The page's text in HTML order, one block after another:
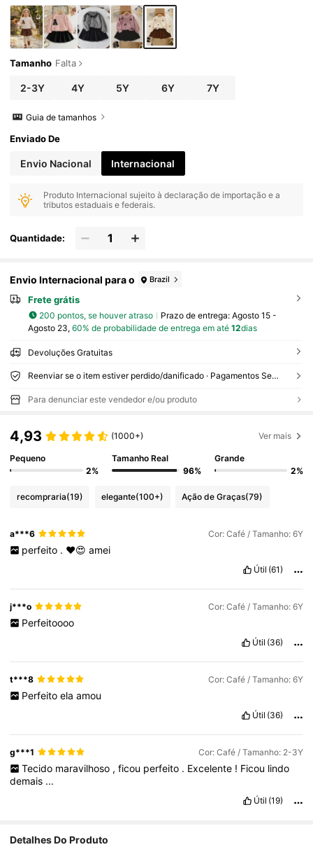
Tamanho Falta
2-3Y 4Y 5Y 6Y 7Y
Guia de tamanhos
Enviado De
Envio Nacional Internacional
Produto Internacional sujeito à declaração de importação e a
tributos estaduais e federais.
Quantidade:
Envio Internacional para o Brazil
Frete grátis
200 pontos, se houver atraso Prazo de entrega: Agosto 15 -
Agosto 23, 60% de probabilidade de entrega em até 12dias
Devoluções Gratuitas
Reenviar se o item estiver perdido/danificado · Pagamentos Seguros · Proteção de privacidade
Para denunciar este vendedor e/ou produto
4,93 (1000+) Ver mais
Pequeno
2%
Tamanho Real
96%
Grande
2%
recompraria(19) elegante(100+) Ação de Graças(79)
a***6 Cor: Café / Tamanho: 6Y
perfeito . ❤️😍 amei
Útil (61)
j***o Cor: Café / Tamanho: 6Y
Perfeitoooo
Útil (36)
t***8 Cor: Café / Tamanho: 6Y
Perfeito ela amou
Útil (36)
g***1 Cor: Café / Tamanho: 2-3Y
Tecido maravilhoso , ficou perfeito . Excelente ! Ficou lindo
demais ...
Útil (19)
Detalhes Do Produto